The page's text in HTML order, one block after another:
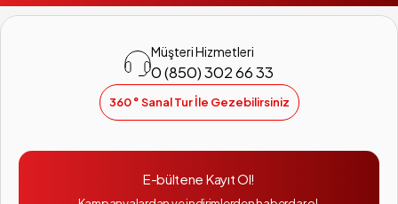
sağlamaktadır. Apartman dairelerinde veya müstakil evlerde
doğalgazdan faydalanarak ısıtmayı sağlama konusunda en çok
tercih edilen ürünlerin başında kombiler gelmektedir. Arçelik
Müşteri Hizmetleri
0 (850) 302 66 33
360 ° Sanal Tur İle Gezebilirsiniz
E-bültene Kayıt Ol!